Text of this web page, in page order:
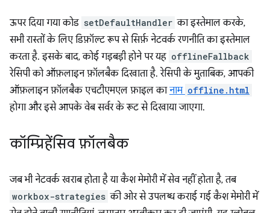
ऊपर दिया गया कोड setDefaultHandler का इस्तेमाल करके,
सभी रास्तों के लिए डिफ़ॉल्ट रूप से सिर्फ़ नेटवर्क रणनीति का इस्तेमाल
करता है. इसके बाद, कोई गड़बड़ी होने पर यह offlineFallback
रेसिपी को ऑफ़लाइन फ़ॉलबैक दिखाता है. रेसिपी के मुताबिक, आपकी
ऑफ़लाइन फ़ॉलबैक एचटीएमएल फ़ाइल कानाम offline.html
होगा और इसे आपके वेब सर्वर के रूट से दिखाया जाएगा.
कॉम्प्रिहेंसिव फ़ॉलबैक
जब भी नेटवर्क खराब होता है या कैश मेमोरी में सेव नहीं होता है, तब
workbox-strategies की ओर से उपलब्ध कराई गई कैश मेमोरी में